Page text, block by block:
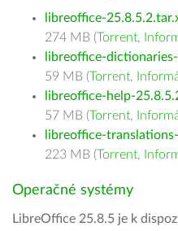
libreoffice-
274 MB (Torrent,
libreoffice-
59 MB (Torrent,
libreoffice-help-
57 MB (Torrent,
libreoffice-
223 MB (Torrent,
Operačné systémy
LibreOffice 25.8.5 je k